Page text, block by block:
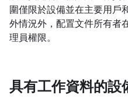
圍僅限於設備並在主要用戶
外情況外，配置文件所有者
理員權限。
具有工作資料的設